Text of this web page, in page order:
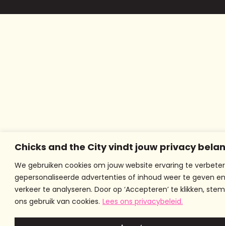
Chicks and the City vindt jouw privacy
We gebruiken cookies om jouw website ervaring te
gepersonaliseerde advertenties of inhoud weer te geven
verkeer te analyseren. Door op ‘Accepteren’ te klikken,
ons gebruik van cookies. Lees ons privacybeleid.